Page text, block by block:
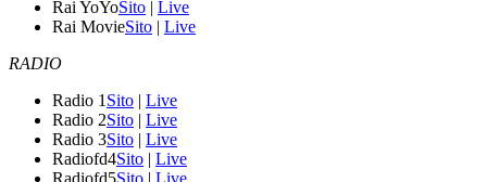
Rai YoYoSito | Live
Rai MovieSito | Live
RADIO
Radio 1 Sito | Live
Radio 2Sito | Live
Radio 3Sito | Live
Radiofd4Sito | Live
Radiofd5Sito | Live